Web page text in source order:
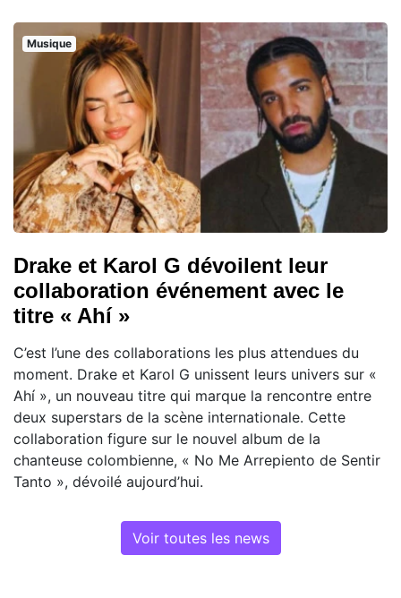
Musique
Drake et Karol G dévoilent leur
collaboration événement avec le
titre « Ahí »
C’est l’une des collaborations les plus attendues du
moment. Drake et Karol G unissent leurs univers sur «
Ahí », un nouveau titre qui marque la rencontre entre
deux superstars de la scène internationale. Cette
collaboration figure sur le nouvel album de la
chanteuse colombienne, « No Me Arrepiento de Sentir
Tanto », dévoilé aujourd’hui.
Voir toutes les news